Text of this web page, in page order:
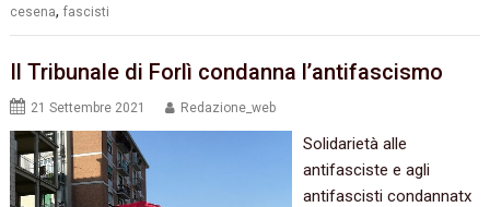
cesena,fascisti
Il Tribunale di Forlì condanna l’antifascismo
21 Settembre 2021 Redazione_web
Solidarietà alle
antifasciste e agli
antifascisti condannatx